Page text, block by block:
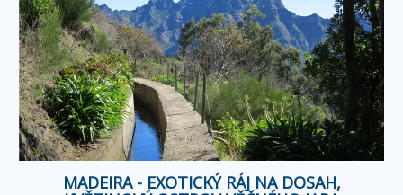
MADEIRA - EXOTICKÝ RÁJ NA DOSAH,